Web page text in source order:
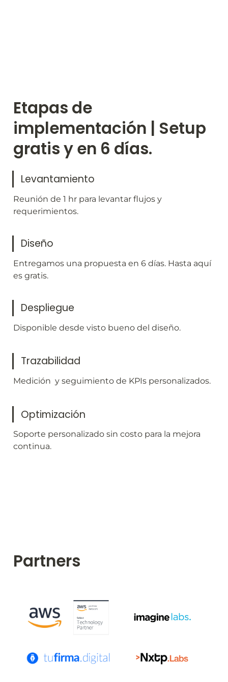
Etapas de
implementación | Setup
gratis y en 6 días.
Levantamiento
Reunión de 1 hr para levantar flujos y
requerimientos.
Diseño
Entregamos una propuesta en 6 días. Hasta aquí
es gratis.
Despliegue
Disponible desde visto bueno del diseño.
Trazabilidad
Medición  y seguimiento de KPIs personalizados.
Optimización
Soporte personalizado sin costo para la mejora
continua.
Partners